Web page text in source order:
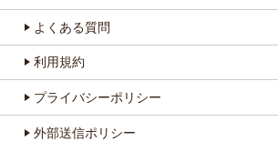
よくある質問
利用規約
プライバシーポリシー
外部送信ポリシー